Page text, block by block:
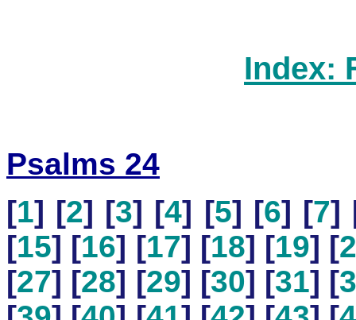
Index:
Psalms 24
[1] [2] [3] [4] [5] [6] [7]
[15] [16] [17] [18] [19] [
[27] [28] [29] [30] [31] [